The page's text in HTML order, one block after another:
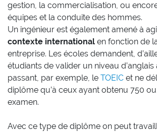
gestion, la commercialisation, ou
équipes et la conduite des hommes.
Un ingénieur est également amené à
contexte international en fonction de
entreprise. Les écoles demandent,
étudiants de valider un niveau
passant, par exemple, le TOEIC et ne
diplôme qu’à ceux ayant obtenu 750
examen.
Avec ce type de diplôme on peut